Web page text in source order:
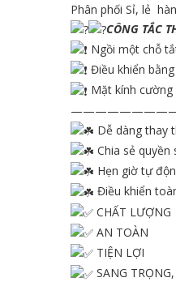
Phân phối Sỉ, lẻ
CÔNG TẮC
Ngồi một chỗ
Điều khiển
Mặt kính cường
Dễ dàng thay
Chia sẻ
Hẹn giờ tự
Điều khiển
CHẤT LƯỢNG
AN TOÀN
TIỆN LỢI
SANG